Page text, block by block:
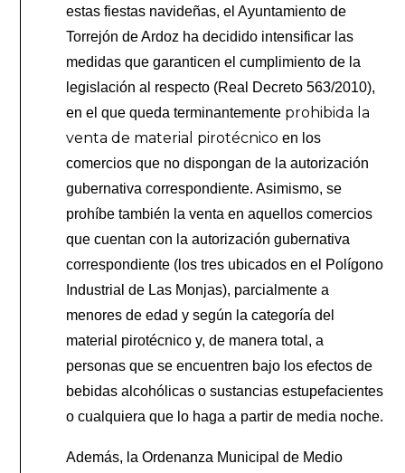
estas fiestas navideñas, el Ayuntamiento de
Torrejón de Ardoz ha decidido intensificar las
medidas que garanticen el cumplimiento de la
legislación al respecto (Real Decreto 563/2010),
en el que queda terminantemente prohibida la
venta de material pirotécnico en los
comercios que no dispongan de la autorización
gubernativa correspondiente. Asimismo, se
prohíbe también la venta en aquellos comercios
que cuentan con la autorización gubernativa
correspondiente (los tres ubicados en el Polígono
Industrial de Las Monjas), parcialmente a
menores de edad y según la categoría del
material pirotécnico y, de manera total, a
personas que se encuentren bajo los efectos de
bebidas alcohólicas o sustancias estupefacientes
o cualquiera que lo haga a partir de media noche.
Además, la Ordenanza Municipal de Medio